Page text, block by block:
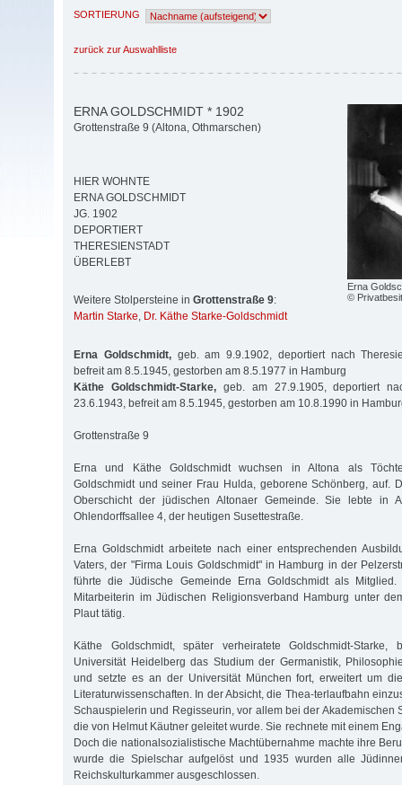
SORTIERUNG
zurück zur Auswahlliste
Erna
©
ERNA GOLDSCHMIDT * 1902
Grottenstraße 9 (Altona, Othmarschen)
HIER WOHNTE
ERNA GOLDSCHMIDT
JG. 1902
DEPORTIERT
THERESIENSTADT
ÜBERLEBT
Weitere Stolpersteine in Grottenstraße 9:
Martin Starke, Dr. Käthe Starke-Goldschmidt
Erna Goldschmidt,geb. am 9.9.1902, deportiert nach
befreit am 8.5.1945, gestorben am 8.5.1977 in Hamburg
Käthe Goldschmidt-Starke,geb. am 27.9.1905, deportiert
23.6.1943, befreit am 8.5.1945, gestorben am 10.8.1990 in
Grottenstraße 9
Erna und Käthe Goldschmidt wuchsen in Altona als
Goldschmidt und seiner Frau Hulda, geborene Schönberg, auf.
Oberschicht der jüdischen Altonaer Gemeinde. Sie lebte in
Ohlendorffsallee 4, der heutigen Susettestraße.
Erna Goldschmidt arbeitete nach einer entsprechenden
Vaters, der "Firma Louis Goldschmidt" in Hamburg in der
führte die Jüdische Gemeinde Erna Goldschmidt als
Mitarbeiterin im Jüdischen Religionsverband Hamburg unter
Plaut tätig.
Käthe Goldschmidt, später verheiratete Goldschmidt-
Universität Heidelberg das Studium der Germanistik,
und setzte es an der Universität München fort, erweitert um
Literaturwissenschaften. In der Absicht, die Thea-terlaufbahn
Schauspielerin und Regisseurin, vor allem bei der Akademischen
die von Helmut Käutner geleitet wurde. Sie rechnete mit einem
Doch die nationalsozialistische Machtübernahme machte ihre
wurde die Spielschar aufgelöst und 1935 wurden alle
Reichskulturkammer ausgeschlossen.